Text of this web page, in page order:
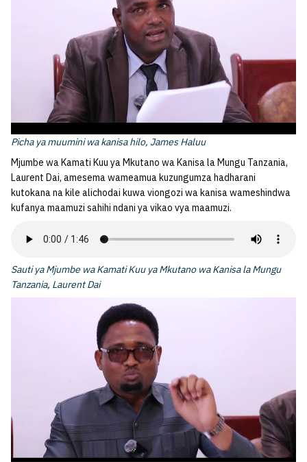
Picha ya muumini wa kanisa hilo, James Haluu
Mjumbe wa Kamati Kuu ya Mkutano wa Kanisa la Mungu Tanzania,
Laurent Dai, amesema wameamua kuzungumza hadharani
kutokana na kile alichodai kuwa viongozi wa kanisa wameshindwa
kufanya maamuzi sahihi ndani ya vikao vya maamuzi.
Sauti ya Mjumbe wa Kamati Kuu ya Mkutano wa Kanisa la Mungu
Tanzania, Laurent Dai